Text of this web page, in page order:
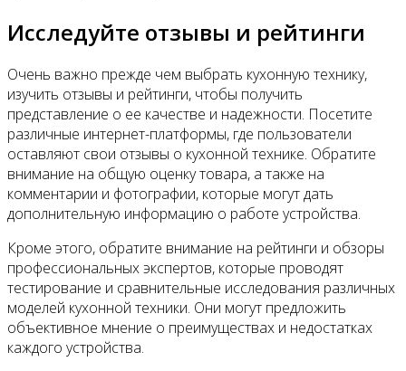
Исследуйте отзывы и рейтинги
Очень важно прежде чем выбрать кухонную технику,
изучить отзывы и рейтинги, чтобы получить
представление о ее качестве и надежности. Посетите
различные интернет-платформы, где пользователи
оставляют свои отзывы о кухонной технике. Обратите
внимание на общую оценку товара, а также на
комментарии и фотографии, которые могут дать
дополнительную информацию о работе устройства.
Кроме этого, обратите внимание на рейтинги и обзоры
профессиональных экспертов, которые проводят
тестирование и сравнительные исследования различных
моделей кухонной техники. Они могут предложить
объективное мнение о преимуществах и недостатках
каждого устройства.